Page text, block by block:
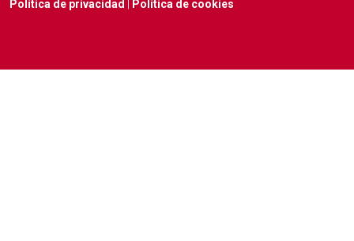
Política de privacidad Política de cookies